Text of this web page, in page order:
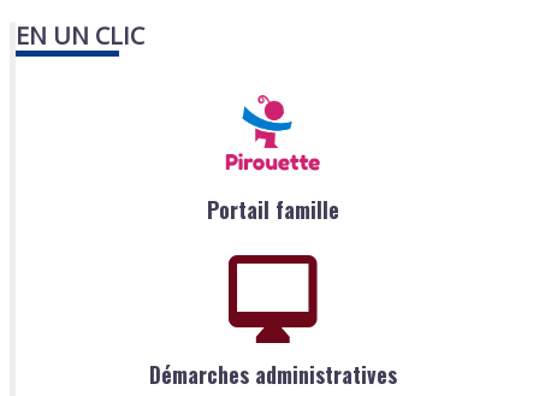
EN UN CLIC
Portail famille
Démarches administratives